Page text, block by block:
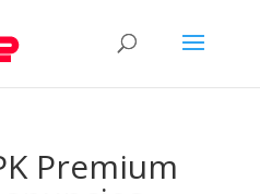
Premium